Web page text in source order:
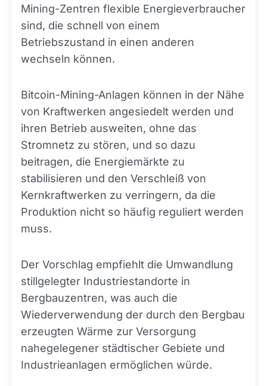
Mining-Zentren flexible Energieverbraucher
sind, die schnell von einem
Betriebszustand in einen anderen
wechseln können.
Bitcoin-Mining-Anlagen können in der Nähe
von Kraftwerken angesiedelt werden und
ihren Betrieb ausweiten, ohne das
Stromnetz zu stören, und so dazu
beitragen, die Energiemärkte zu
stabilisieren und den Verschleiß von
Kernkraftwerken zu verringern, da die
Produktion nicht so häufig reguliert werden
muss.
Der Vorschlag empfiehlt die Umwandlung
stillgelegter Industriestandorte in
Bergbauzentren, was auch die
Wiederverwendung der durch den Bergbau
erzeugten Wärme zur Versorgung
nahegelegener städtischer Gebiete und
Industrieanlagen ermöglichen würde.